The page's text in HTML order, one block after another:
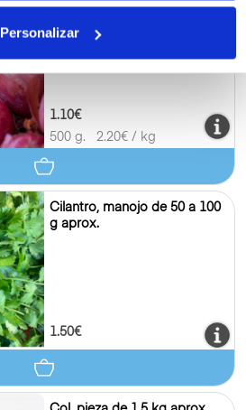
Personalizar
Cebolla roja, 500 g aprox.
1.10€
500 g.
2.20€ / kg
Cilantro, manojo de 50 a 100
g aprox.
1.50€